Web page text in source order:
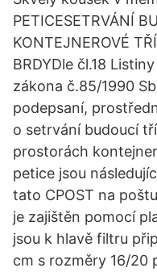
PETICESETRVÁNÍ
KONTEJNEROVÉ
BRDYDle čl.18
zákona č.85/1990
podepsaní,
o setrvání budoucí
prostorách
petice jsou
tato CPOST na
je zajištěn pomocí
jsou k hlavě filtru
cm s rozměry 16/20